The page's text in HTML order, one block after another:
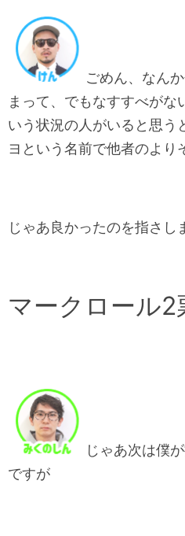
ごめん、なん
まって、でもなすすべがな
いう状況の人がいると思う
ヨという名前で他者のよ
じゃあ良かったのを指さし
マークロール2
じゃあ次は僕
ですが